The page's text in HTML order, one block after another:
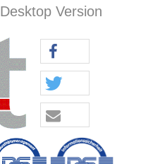
Desktop Version